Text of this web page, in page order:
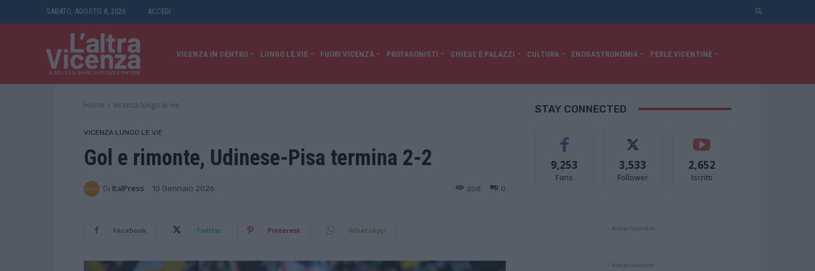
SABATO, AGOSTO 8, 2026 ACCEDI
VICENZA IN CENTRO LUNGO LE VIE FUORI VICENZA PROTAGONISTI CHIESE E PALAZZI CULTURA ENOGASTRONOMIA PERLE VICENTINE
Home Vicenza lungo le vie
VICENZA LUNGO LE VIE
Gol e rimonte, Udinese-Pisa termina 2-2
Di ItalPress 10 Gennaio 2026 0
208
Facebook Twitter Pinterest WhatsApp
STAY CONNECTED
9,253
Fans
3,533
Follower
2,652
Iscritti
- Advertisement -
- Advertisement -